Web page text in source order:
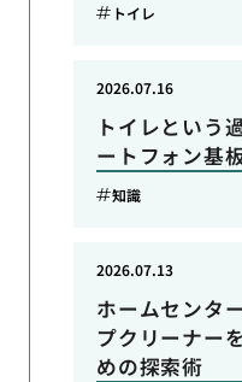
トイレ
トイレという
ートフォン基
2026.07.16
知識
ホームセンタ
プクリーナー
めの探索術
2026.07.13